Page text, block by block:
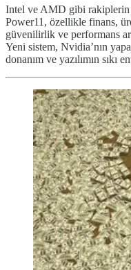
Intel ve AMD gibi rakiplerin
Power11, özellikle finans,
güvenilirlik ve performans
Yeni sistem, Nvidia’nın
donanım ve yazılımın sıkı